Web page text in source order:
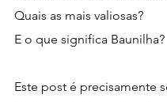
Quais as mais valiosas?
E o que significa Baunilha?
Este post é precisamente